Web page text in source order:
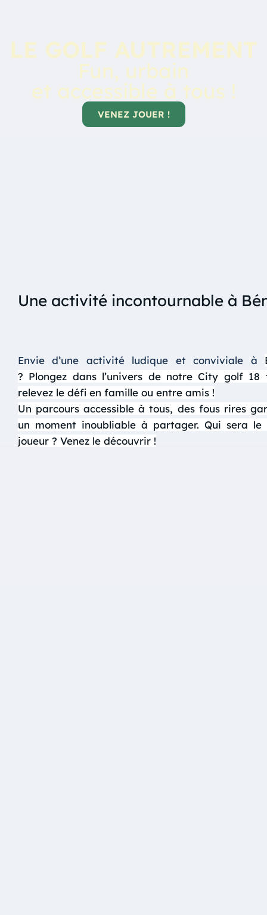
LE GOLF AUTREMENT
Fun, urbain
et accessible à tous !
VENEZ JOUER !
Une activité incontournable à
Envie d’une activité ludique et conviviale à
? Plongez dans l’univers de notre City golf 18
relevez le défi en famille ou entre amis !
Un parcours accessible à tous, des fous rires
un moment inoubliable à partager. Qui sera le
joueur ? Venez le découvrir !